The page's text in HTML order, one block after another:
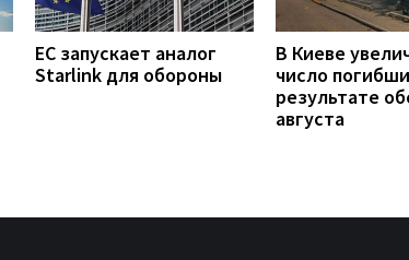
ЕС запускает аналог
Starlink для обороны
В Киеве
число
результате
августа